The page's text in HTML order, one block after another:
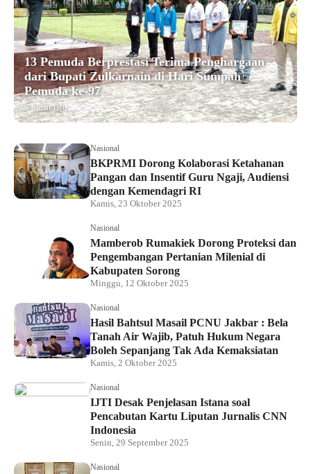
13 Pemuda Berprestasi Terima Penghargaan
dari Bupati Zulkarnain di Hari Sumpah
Pemuda ke-97
9 bulan lalu
Nasional
BKPRMI Dorong Kolaborasi Ketahanan
Pangan dan Insentif Guru Ngaji, Audiensi
dengan Kemendagri RI
Kamis, 23 Oktober 2025
Nasional
Mamberob Rumakiek Dorong Proteksi dan
Pengembangan Pertanian Milenial di
Kabupaten Sorong
Minggu, 12 Oktober 2025
Nasional
Hasil Bahtsul Masail PCNU Jakbar : Bela
Tanah Air Wajib, Patuh Hukum Negara
Boleh Sepanjang Tak Ada Kemaksiatan
Kamis, 2 Oktober 2025
Nasional
IJTI Desak Penjelasan Istana soal
Pencabutan Kartu Liputan Jurnalis CNN
Indonesia
Senin, 29 September 2025
Nasional